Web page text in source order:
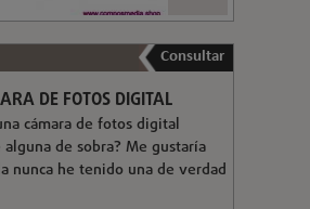
Consultar
DE FOTOS DIGITAL
cámara de fotos digital
de sobra? Me gustaría
nunca he tenido una de verdad